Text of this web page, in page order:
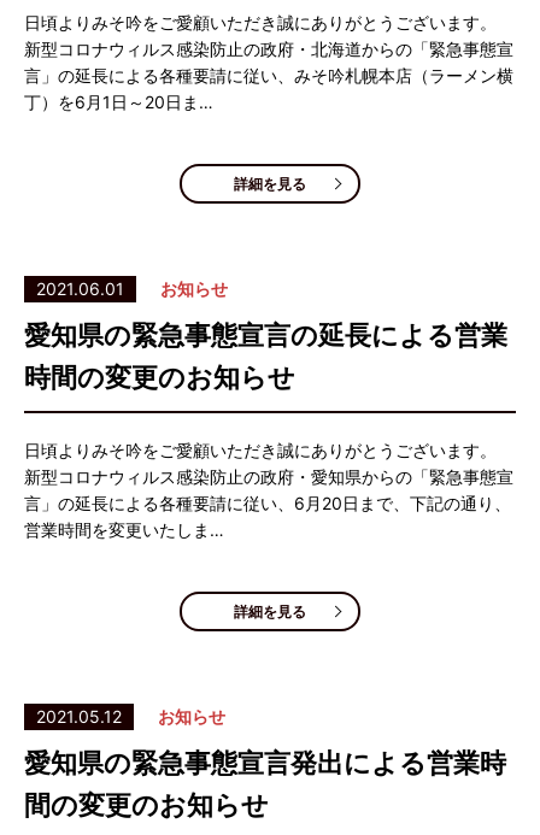
日頃よりみそ吟をご愛顧いただき誠にありがとうございます。
新型コロナウィルス感染防止の政府・北海道からの「緊急事態宣
言」の延長による各種要請に従い、みそ吟札幌本店（ラーメン横
丁）を6月1日～20日ま…
詳細を見る
2021.06.01 お知らせ
愛知県の緊急事態宣言の延長による営業
時間の変更のお知らせ
日頃よりみそ吟をご愛顧いただき誠にありがとうございます。
新型コロナウィルス感染防止の政府・愛知県からの「緊急事態宣
言」の延長による各種要請に従い、6月20日まで、下記の通り、
営業時間を変更いたしま…
詳細を見る
2021.05.12 お知らせ
愛知県の緊急事態宣言発出による営業時
間の変更のお知らせ